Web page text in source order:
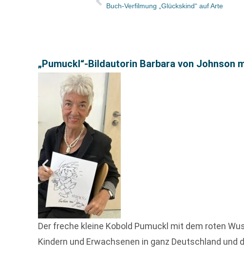
Buch-Verfilmung „Glückskind“ auf Arte
„Pumuckl“-Bildautorin Barbara von Johnson
Der freche kleine Kobold Pumuckl mit dem roten
Kindern und Erwachsenen in ganz Deutschland